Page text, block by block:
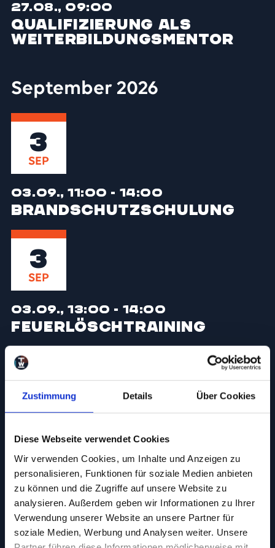
Zustimmung Details Über Cookies
Diese Webseite verwendet Cookies
Wir verwenden Cookies, um Inhalte und Anzeigen zu
personalisieren, Funktionen für soziale Medien anbieten
zu können und die Zugriffe auf unsere Website zu
analysieren. Außerdem geben wir Informationen zu Ihrer
Verwendung unserer Website an unsere Partner für
soziale Medien, Werbung und Analysen weiter. Unsere
27.08., 09:00
Qualifizierung als
Weiterbildungs­mentor
September 2026
3
SEP
03.09., 11:00 - 14:00
Brandschutz­schulung
3
SEP
03.09., 13:00 - 14:00
Feuerlöschtraining
10
SEP
Kaminabend im TEMPOWERK
24
SEP
24.09., 08:30